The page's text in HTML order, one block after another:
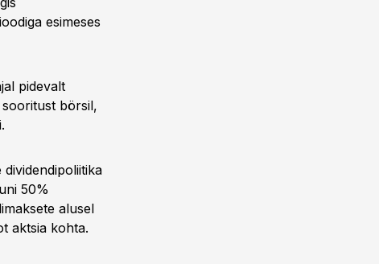
esimeses
pidevalt
börsil,
50%
alusel
aktsia kohta.